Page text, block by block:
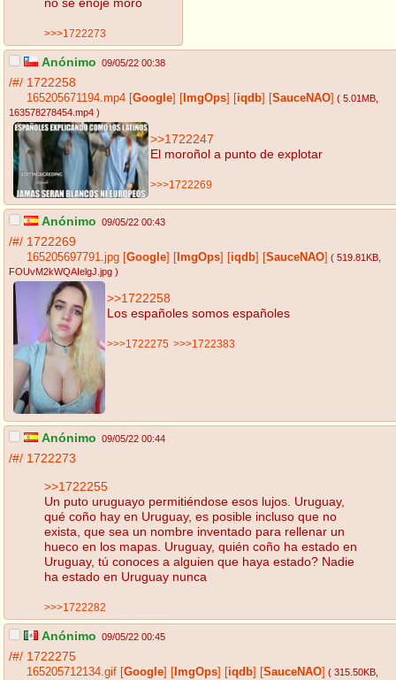
>>>1722273
Anónimo 09/05/22 00:38
/#/ 1722258
165205671194.mp4 Google ImgOps iqdb SauceNAO ( 5.01MB
163578278454.mp4 )
>>1722247
El moroñol a punto de explotar
>>>1722269
Anónimo 09/05/22 00:43
/#/ 1722269
165205697791.jpg Google ImgOps iqdb SauceNAO ( 519.81KB
FOUvM2kWQAIelgJ.jpg )
>>1722258
Los españoles somos españoles
>>>1722275 >>>1722383
Anónimo 09/05/22 00:44
/#/ 1722273
>>1722255
Un puto uruguayo permitiéndose esos lujos. Uruguay,
qué coño hay en Uruguay, es posible incluso que no
exista, que sea un nombre inventado para rellenar un
hueco en los mapas. Uruguay, quién coño ha estado en
Uruguay, tú conoces a alguien que haya estado? Nadie
ha estado en Uruguay nunca
>>>1722282
Anónimo 09/05/22 00:45
/#/ 1722275
165205712134.gif Google ImgOps iqdb SauceNAO ( 315.50KB